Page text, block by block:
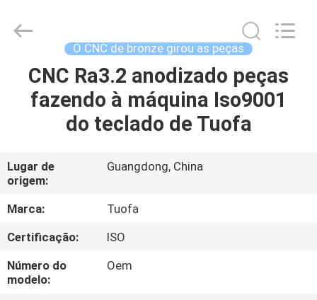
PARA
CASA
SOBRE
NÓS
VISITA
À
Tuofa
Technology
Reserved.
O CNC de bronze girou as peças
CNC Ra3.2 anodizado peças
fazendo à máquina Iso9001
do teclado de Tuofa
Lugar de
origem:
Guangdong, China
Marca:
Tuofa
Certificação:
ISO
Número do
modelo:
Oem